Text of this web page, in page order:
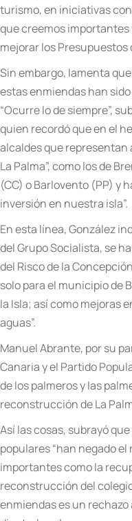
turismo, en iniciativas
que creemos
mejorar los Presupuestos
Sin embargo, lamenta
estas enmiendas han sido
“Ocurre lo de siempre”,
quien recordó que en el
alcaldes que representan
La Palma”, como los de
(CC) o Barlovento (PP) y
inversión en nuestra isla”.
En esta línea, González
del Grupo Socialista, se
del Risco de la
solo para el municipio de
la Isla; así como mejoras
aguas”.
Manuel Abrante, por su
Canaria y el Partido
de los palmeros y las
reconstrucción de La
Así las cosas, subrayó
populares “han negado
importantes como la
reconstrucción del
enmiendas es un rechazo